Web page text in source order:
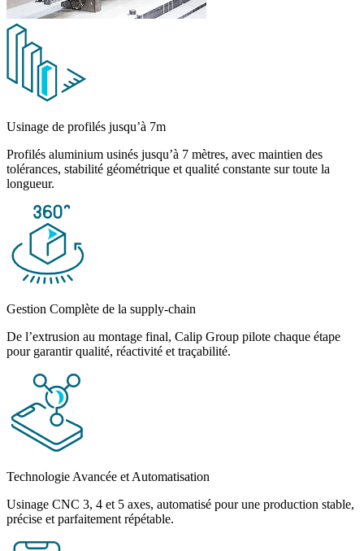
Usinage de profilés jusqu’à 7m
Profilés aluminium usinés jusqu’à 7 mètres, avec maintien des
tolérances, stabilité géométrique et qualité constante sur toute la
longueur.
Gestion Complète de la supply-chain
De l’extrusion au montage final, Calip Group pilote chaque étape
pour garantir qualité, réactivité et traçabilité.
Technologie Avancée et Automatisation
Usinage CNC 3, 4 et 5 axes, automatisé pour une production stable,
précise et parfaitement répétable.